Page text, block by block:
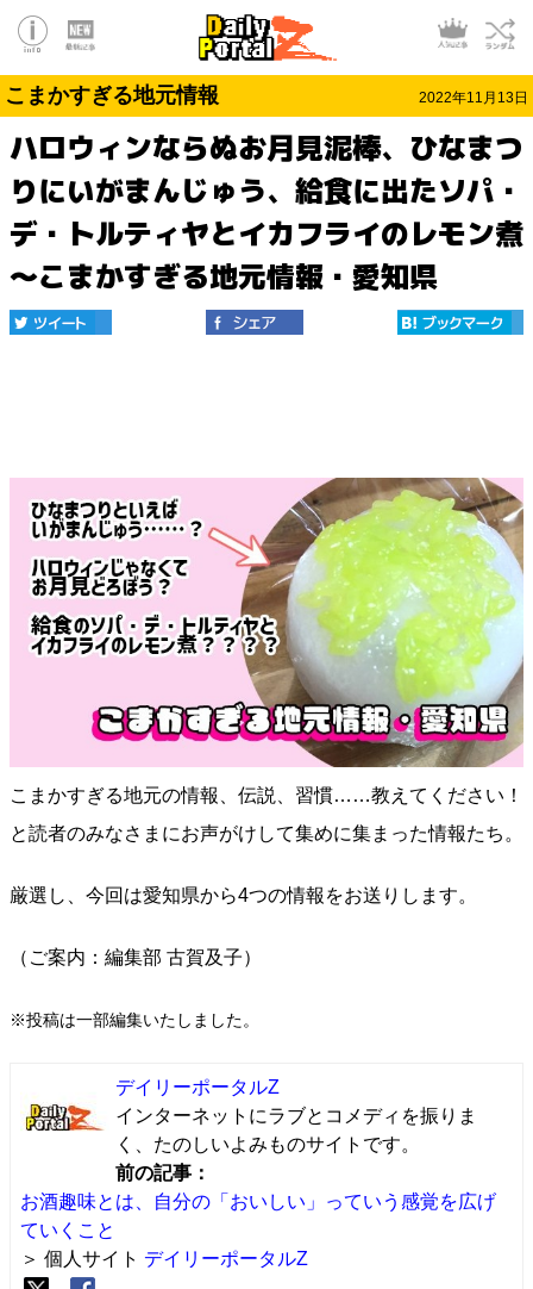
こまかすぎる地元情報 2022年11月13日
ハロウィンならぬお月見泥棒、ひなまつ
りにいがまんじゅう、給食に出たソパ・
デ・トルティヤとイカフライのレモン煮
～こまかすぎる地元情報・愛知県
こまかすぎる地元の情報、伝説、習慣……教えてください！
と読者のみなさまにお声がけして集めに集まった情報たち。
厳選し、今回は愛知県から4つの情報をお送りします。
（ご案内：編集部 古賀及子）
※投稿は一部編集いたしました。
デイリーポータルZ
インターネットにラブとコメディを振りま
く、たのしいよみものサイトです。
前の記事：
お酒趣味とは、自分の「おいしい」っていう感覚を広げ
ていくこと
＞ 個人サイト デイリーポータルZ